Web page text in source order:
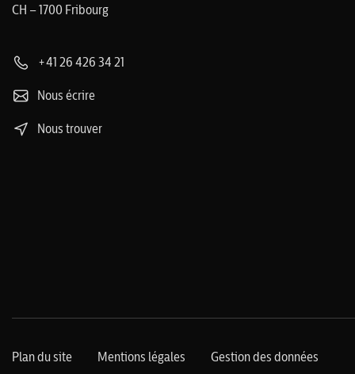
CH – 1700 Fribourg
+41 26 426 34 21
Nous écrire
Nous trouver
Plan du site Mentions légales Gestion des données